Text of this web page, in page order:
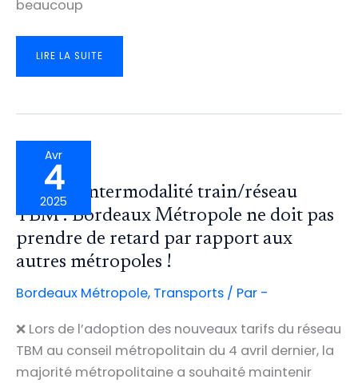
beaucoup
DONNEZ
BUS
THOUARS-
MALARTIC
LIRE LA SUITE
Avr
4
2025
🚅 🚋🚌 Intermodalité train/réseau
TBM : Bordeaux Métropole ne doit pas
prendre de retard par rapport aux
autres métropoles !
Bordeaux Métropole, Transports / Par -
❌ Lors de l’adoption des nouveaux tarifs du réseau
TBM au conseil métropolitain du 4 avril dernier, la
majorité métropolitaine a souhaité maintenir